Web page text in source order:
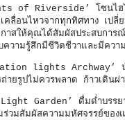
of Riverside’ โซนไฮไล
คลื่อนไหวจากทุกทิศทาง เป
สให้คุณได้สัมผัสประสบการ
วามรู้สึกมีชีวิตชีวาและมีควา
lights Archway’ นำ
ยรูปไม่ควรพลาด ก้าวเดิน
Garden’ ดื่มด่ำบรรยา
วมสัมผัสความมหัศจรรย์ของ